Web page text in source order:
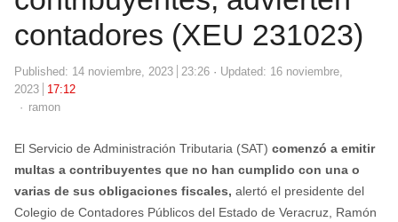
contadores (XEU 231023)
Published: 14 noviembre, 2023 23:26
Updated: 16 noviembre,
2023
17:12
Author
ramon
El Servicio de Administración Tributaria (SAT) comenzó a emitir
multas a contribuyentes que no han cumplido con una o
varias de sus obligaciones fiscales, alertó el presidente del
Colegio de Contadores Públicos del Estado de Veracruz, Ramón